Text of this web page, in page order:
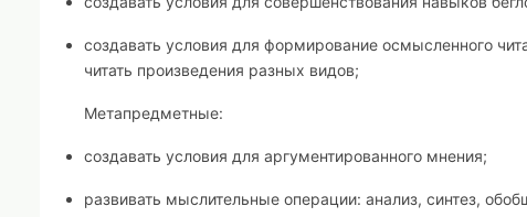
создавать условия для формирование осмысленного
читать произведения разных видов;
Метапредметные:
создавать условия для аргументированного мнения;
развивать мыслительные операции: анализ, синтез,